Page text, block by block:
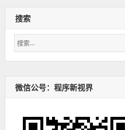
搜索
搜
索：
微信公号：程序新视界